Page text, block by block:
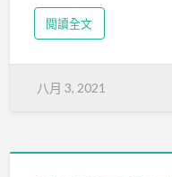
閱讀全文
八月 3, 2021